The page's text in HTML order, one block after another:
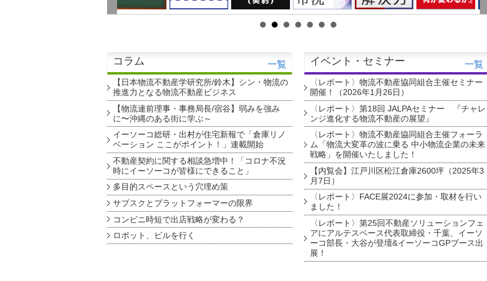
コラム 一覧
【日本物流不動産学研究所/鈴木】シン・物流の
推進力となる物流不動産ビジネス
【物流連前理事・事務局長/宿谷】弱みを強み
に〜沖縄のある街に学ぶ～
イーソーコ総研・出村が住宅新報で「倉庫リノ
ベーション ここがポイント！」連載開始
不動産契約に関する相談急増中！「コロナ不況
時にイーソーコが皆様にできること」
多目的スペースという穴埋め策
サブスクとプラットフォーマーの限界
コンビニ時短で出店戦略が変わる？
ロボット、ビルを行く
イベント・セミナー 一覧
〈レポート〉物流不動産協同組合主催セミナー
開催！（2026年1月26日）
〈レポート〉第18回 JALPAセミナー 『チャレ
ンジ進化する物流不動産の展望』
〈レポート〉物流不動産協同組合主催フォーラ
ム「物流大変革の波に乗る 中小物流企業の未来
戦略」を開催いたしました！
【内覧会】江戸川区松江倉庫2600坪（2025年3
月7日）
〈レポート〉FACE展2024に参加・取材を行い
ました！
〈レポート〉第25回不動産ソリューションフェ
アにアルテスペース代表取締役・千葉、イーソ
ーコ部長・大谷が登壇&イーソーコGPブース出
展！